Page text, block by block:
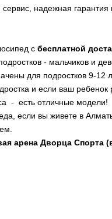
надежная гарантия
с бесплатной
- мальчиков и
для подростков 9-12
и если ваш
- есть отличные модели!
если вы живете в
арена Дворца Спорта